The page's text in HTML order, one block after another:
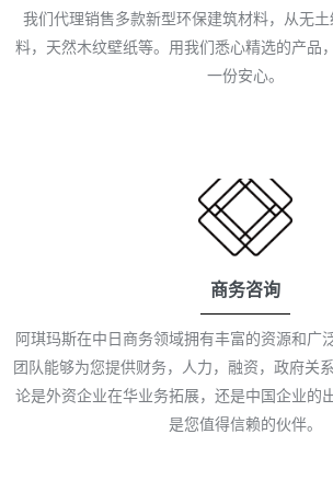
我们代理销售多款新型环保建筑材料，从无
料，天然木纹壁纸等。用我们悉心精选的产品
一份安心。
商务咨询
阿琪玛斯在中日商务领域拥有丰富的资源和广
团队能够为您提供财务，人力，融资，政府关
论是外资企业在华业务拓展， 还是中国企业的
是您值得信赖的伙伴。